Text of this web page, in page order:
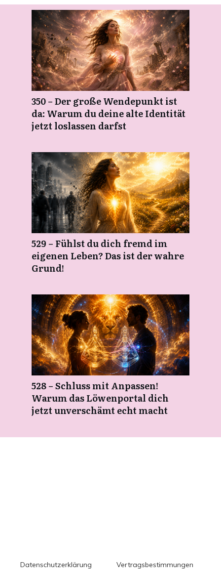
350 – Der große Wendepunkt ist
da: Warum du deine alte Identität
jetzt loslassen darfst
529 – Fühlst du dich fremd im
eigenen Leben? Das ist der wahre
Grund!
528 – Schluss mit Anpassen!
Warum das Löwenportal dich
jetzt unverschämt echt macht
Datenschutzerklärung Vertragsbestimmungen